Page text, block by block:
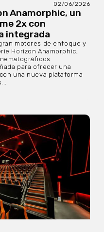
02/06/2026
Anamorphic, un
2x con
integrada
motores de enfoque y
Horizon Anamorphic,
para ofrecer una
una nueva plataforma